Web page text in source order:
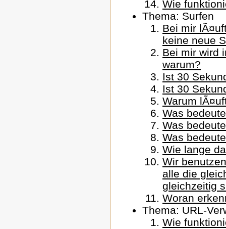
Wie
Thema: Surfen
Bei mir
keine neue
Bei mir wird
warum?
Ist 30
Ist 30
Warum
Was
Was
Was
Wie lange
Wir
alle die
gleichzeitig
Woran
Thema: URL-
Wie